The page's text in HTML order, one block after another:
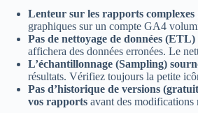
Lenteur sur les rapports complexes
graphiques sur un compte GA4
Pas de nettoyage de données (ETL)
affichera des données erronées. Le
L’échantillonnage (Sampling)
résultats. Vérifiez toujours la petite
Pas d’historique de versions
vos rapports avant des modifications